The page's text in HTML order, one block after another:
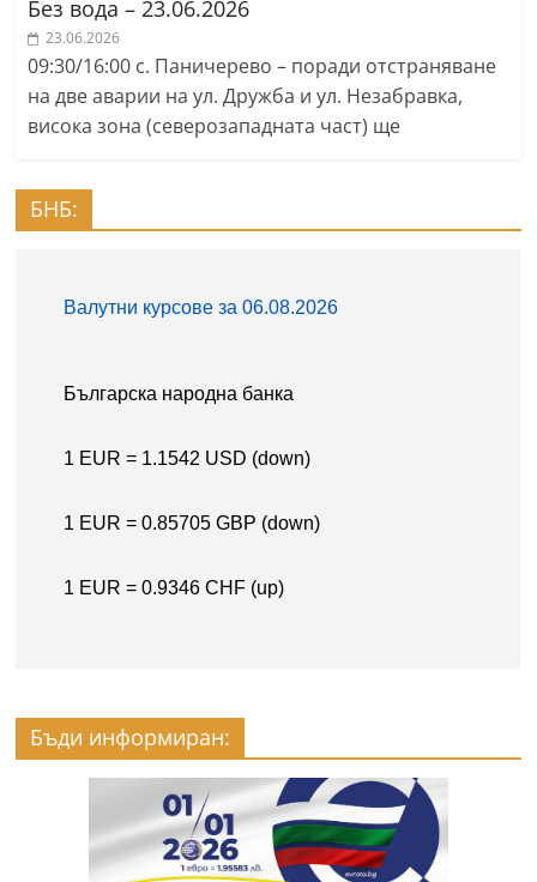
Без вода – 23.06.2026
23.06.2026
09:30/16:00 с. Паничерево – поради отстраняване
на две аварии на ул. Дружба и ул. Незабравка,
висока зона (северозападната част) ще
БНБ:
Бъди информиран: